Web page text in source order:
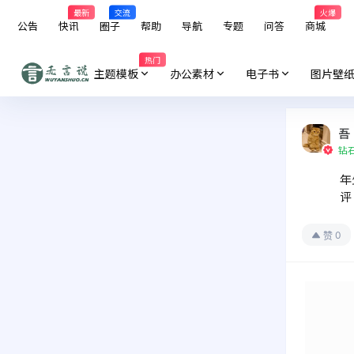
公告 快讯
最新
圈子
交流
帮助 导航 专题 问答 商城
火爆
主题模板
热门
办公素材 电子书 图片壁纸
吾
钻
赞 0